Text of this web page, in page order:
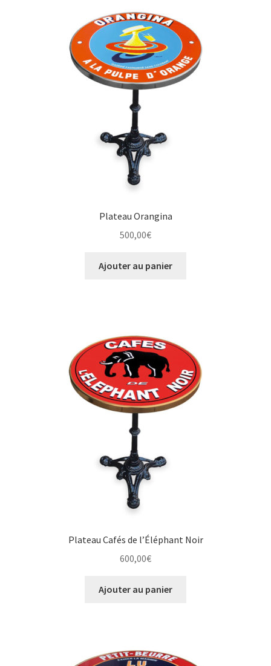
Plateau Orangina
500,00€
Ajouter au panier
Plateau Cafés de l’Éléphant Noir
600,00€
Ajouter au panier